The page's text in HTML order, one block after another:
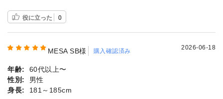
役に立った 0
MESA SB様 購入確認済み 2026-06-18
年齢:
60代以上〜
性別:
男性
身長:
181～185cm